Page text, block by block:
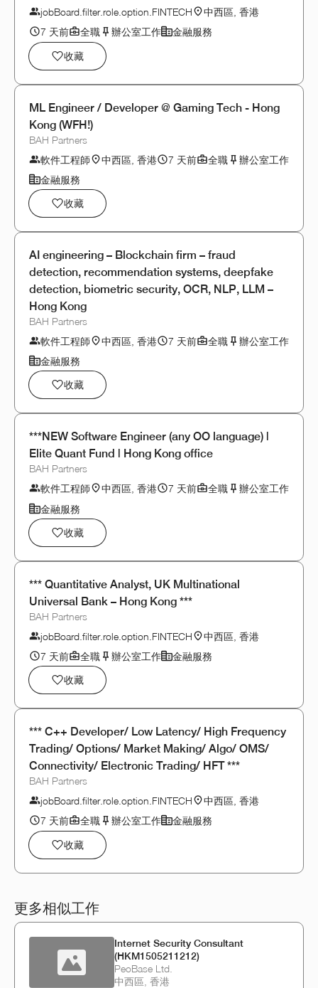
jobBoard.filter.role.option.FINTECH
中西區, 香港
7 天前
全職 辦公室工作
金融服務
收藏
ML Engineer / Developer @ Gaming Tech - Hong
Kong (WFH!)
BAH Partners
軟件工程師
中西區, 香港 7 天前 全職
辦公室工作
金融服務
收藏
AI engineering – Blockchain firm – fraud
detection, recommendation systems, deepfake
detection, biometric security, OCR, NLP, LLM –
Hong Kong
BAH Partners
軟件工程師
中西區, 香港 7 天前 全職
辦公室工作
金融服務
收藏
***NEW Software Engineer (any OO language) |
Elite Quant Fund | Hong Kong office
BAH Partners
軟件工程師
中西區, 香港 7 天前 全職
辦公室工作
金融服務
收藏
*** Quantitative Analyst, UK Multinational
Universal Bank – Hong Kong ***
BAH Partners
jobBoard.filter.role.option.FINTECH
中西區, 香港
7 天前
全職 辦公室工作
金融服務
收藏
*** C++ Developer/ Low Latency/ High Frequency
Trading/ Options/ Market Making/ Algo/ OMS/
Connectivity/ Electronic Trading/ HFT ***
BAH Partners
jobBoard.filter.role.option.FINTECH
中西區, 香港
7 天前
全職 辦公室工作
金融服務
收藏
更多相似工作
Internet Security Consultant
(HKM1505211212)
PeoBase Ltd.
中西區, 香港